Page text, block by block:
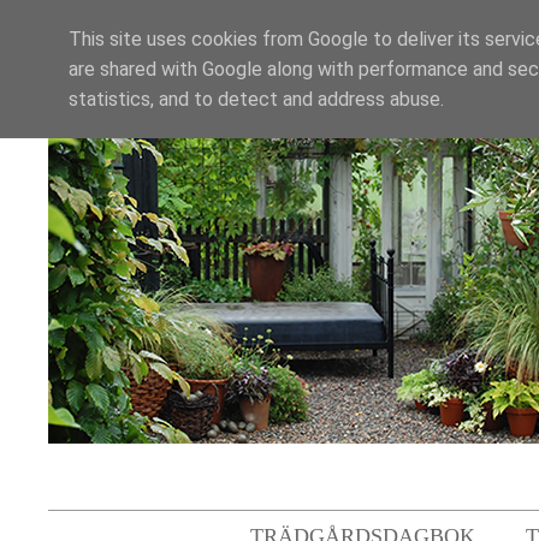
TRÄDGÅRDSDAGBOK
This site uses cookies from Google to deliver its
are shared with Google along with performance and
statistics, and to detect and address abuse.